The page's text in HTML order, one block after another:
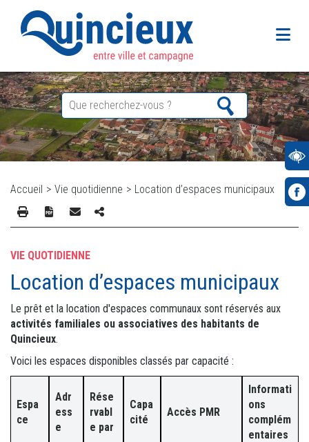
Accueil > Vie quotidienne > Location d’espaces municipaux
VIE QUOTIDIENNE
Location d’espaces municipaux
Le prêt et la location d'espaces communaux sont réservés aux
activités familiales ou associatives des habitants de
Quincieux.
Voici les espaces disponibles classés par capacité :
Espa
ce
Adr
ess
e
Rése
rvabl
e par
Capa
cité
Accès PMR
Informati
ons
complém
entaires